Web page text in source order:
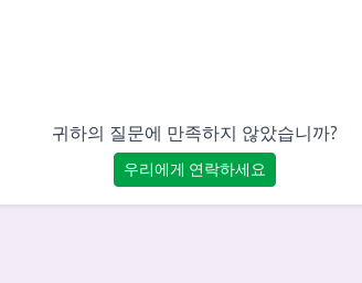
귀하의 질문에 만족하지 않았습니까?
우리에게 연락하세요